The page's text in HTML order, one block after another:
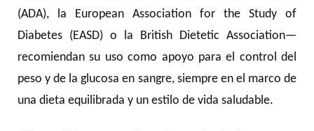
(ADA), la European Association for the Study of
Diabetes (EASD) o la British Dietetic Association—
recomiendan su uso como apoyo para el control del
peso y de la glucosa en sangre, siempre en el marco de
una dieta equilibrada y un estilo de vida saludable.